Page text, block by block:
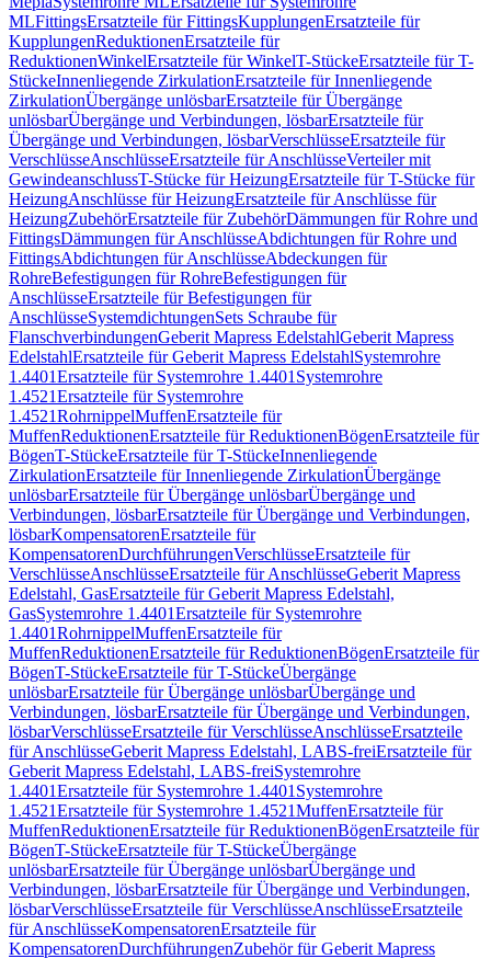
MLFittingsErsatzteile für FittingsKupplungenErsatzteile für
KupplungenReduktionenErsatzteile für
ReduktionenWinkelErsatzteile für WinkelT-StückeErsatzteile für T-
StückeInnenliegende ZirkulationErsatzteile für Innenliegende
ZirkulationÜbergänge unlösbarErsatzteile für Übergänge
unlösbarÜbergänge und Verbindungen, lösbarErsatzteile für
Übergänge und Verbindungen, lösbarVerschlüsseErsatzteile für
VerschlüsseAnschlüsseErsatzteile für AnschlüsseVerteiler mit
GewindeanschlussT-Stücke für HeizungErsatzteile für T-Stücke für
HeizungAnschlüsse für HeizungErsatzteile für Anschlüsse für
HeizungZubehörErsatzteile für ZubehörDämmungen für Rohre und
FittingsDämmungen für AnschlüsseAbdichtungen für Rohre und
FittingsAbdichtungen für AnschlüsseAbdeckungen für
RohreBefestigungen für RohreBefestigungen für
AnschlüsseErsatzteile für Befestigungen für
AnschlüsseSystemdichtungenSets Schraube für
FlanschverbindungenGeberit Mapress EdelstahlGeberit Mapress
EdelstahlErsatzteile für Geberit Mapress EdelstahlSystemrohre
1.4401Ersatzteile für Systemrohre 1.4401 Systemrohre
1.4521Ersatzteile für Systemrohre
1.4521RohrnippelMuffenErsatzteile für
MuffenReduktionenErsatzteile für ReduktionenBögenErsatzteile für
BögenT-StückeErsatzteile für T-StückeInnenliegende
ZirkulationErsatzteile für Innenliegende ZirkulationÜbergänge
unlösbarErsatzteile für Übergänge unlösbarÜbergänge und
Verbindungen, lösbarErsatzteile für Übergänge und Verbindungen,
lösbarKompensatorenErsatzteile für
KompensatorenDurchführungenVerschlüsseErsatzteile für
VerschlüsseAnschlüsseErsatzteile für AnschlüsseGeberit Mapress
Edelstahl, GasErsatzteile für Geberit Mapress Edelstahl,
GasSystemrohre 1.4401Ersatzteile für Systemrohre
1.4401RohrnippelMuffenErsatzteile für
MuffenReduktionenErsatzteile für ReduktionenBögenErsatzteile für
BögenT-StückeErsatzteile für T-StückeÜbergänge
unlösbarErsatzteile für Übergänge unlösbarÜbergänge und
Verbindungen, lösbarErsatzteile für Übergänge und Verbindungen,
lösbarVerschlüsseErsatzteile für VerschlüsseAnschlüsseErsatzteile
für AnschlüsseGeberit Mapress Edelstahl, LABS-freiErsatzteile für
Geberit Mapress Edelstahl, LABS-freiSystemrohre
1.4401Ersatzteile für Systemrohre 1.4401 Systemrohre
1.4521Ersatzteile für Systemrohre 1.4521MuffenErsatzteile für
MuffenReduktionenErsatzteile für ReduktionenBögenErsatzteile für
BögenT-StückeErsatzteile für T-StückeÜbergänge
unlösbarErsatzteile für Übergänge unlösbarÜbergänge und
Verbindungen, lösbarErsatzteile für Übergänge und Verbindungen,
lösbarVerschlüsseErsatzteile für VerschlüsseAnschlüsseErsatzteile
für AnschlüsseKompensatorenErsatzteile für
KompensatorenDurchführungenZubehör für Geberit Mapress